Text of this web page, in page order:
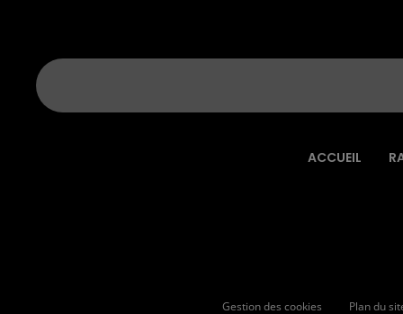
ACCUEIL
Gestion des cookies Plan du